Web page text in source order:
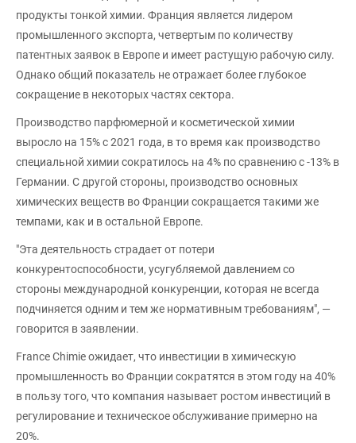
продукты тонкой химии. Франция является лидером
промышленного экспорта, четвертым по количеству
патентных заявок в Европе и имеет растущую рабочую силу.
Однако общий показатель не отражает более глубокое
сокращение в некоторых частях сектора.
Производство парфюмерной и косметической химии
выросло на 15% с 2021 года, в то время как производство
специальной химии сократилось на 4% по сравнению с -13% в
Германии. С другой стороны, производство основных
химических веществ во Франции сокращается такими же
темпами, как и в остальной Европе.
"Эта деятельность страдает от потери
конкурентоспособности, усугубляемой давлением со
стороны международной конкуренции, которая не всегда
подчиняется одним и тем же нормативным требованиям", —
говорится в заявлении.
France Chimie ожидает, что инвестиции в химическую
промышленность во Франции сократятся в этом году на 40%
в пользу того, что компания называет ростом инвестиций в
регулирование и техническое обслуживание примерно на
20%.